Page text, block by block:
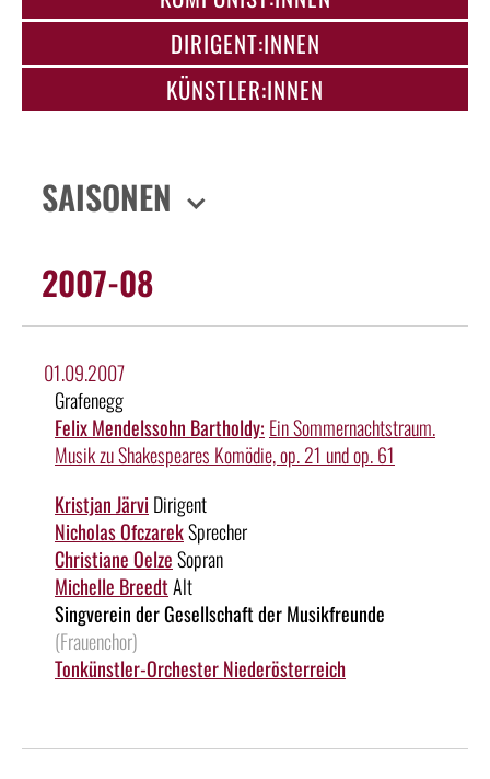
DIRIGENT:INNEN
KÜNSTLER:INNEN
SAISONEN
2007-08
01.09.2007
Grafenegg
Felix Mendelssohn Bartholdy: Ein Sommernachtstraum.
Musik zu Shakespeares Komödie, op. 21 und op. 61
Kristjan Järvi Dirigent
Nicholas OfczarekSprecher
Christiane OelzeSopran
Michelle BreedtAlt
Singverein der Gesellschaft der Musikfreunde
(Frauenchor)
Tonkünstler-Orchester Niederösterreich